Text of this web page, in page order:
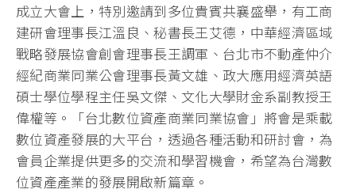
成立大會上，特別邀請到多位貴賓共襄盛舉，有工商
建研會理事長江溫良、秘書長王艾德，中華經濟區域
戰略發展協會創會理事長王調軍、台北市不動產仲介
經紀商業同業公會理事長黃文雄、政大應用經濟英語
碩士學位學程主任吳文傑、文化大學財金系副教授王
偉權等。「台北數位資產商業同業協會」將會是乘載
數位資產發展的大平台，透過各種活動和研討會，為
會員企業提供更多的交流和學習機會，希望為台灣數
位資產產業的發展開啟新篇章。